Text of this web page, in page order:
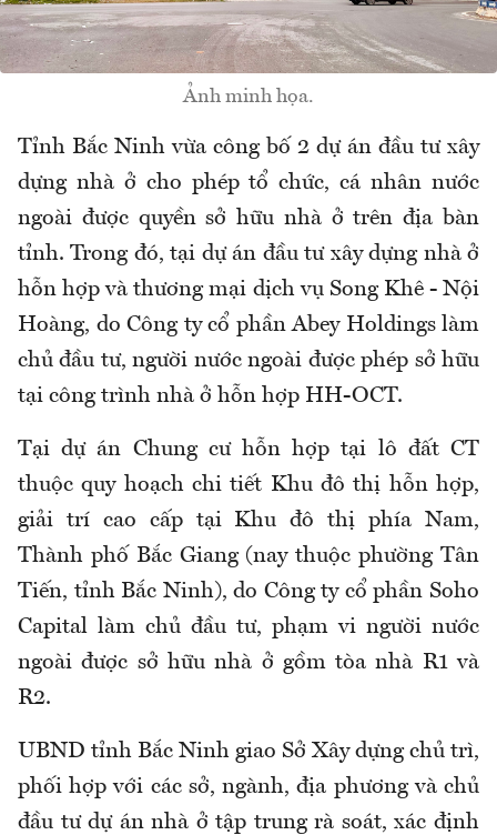
Ảnh minh họa.
Tỉnh Bắc Ninh vừa công bố 2 dự án đầu tư xây
dựng nhà ở cho phép tổ chức, cá nhân nước
ngoài được quyền sở hữu nhà ở trên địa bàn
tỉnh. Trong đó, tại dự án đầu tư xây dựng nhà ở
hỗn hợp và thương mại dịch vụ Song Khê - Nội
Hoàng, do Công ty cổ phần Abey Holdings làm
chủ đầu tư, người nước ngoài được phép sở hữu
tại công trình nhà ở hỗn hợp HH-OCT.
Tại dự án Chung cư hỗn hợp tại lô đất CT
thuộc quy hoạch chi tiết Khu đô thị hỗn hợp,
giải trí cao cấp tại Khu đô thị phía Nam,
Thành phố Bắc Giang (nay thuộc phường Tân
Tiến, tỉnh Bắc Ninh), do Công ty cổ phần Soho
Capital làm chủ đầu tư, phạm vi người nước
ngoài được sở hữu nhà ở gồm tòa nhà R1 và
R2.
UBND tỉnh Bắc Ninh giao Sở Xây dựng chủ trì,
phối hợp với các sở, ngành, địa phương và chủ
đầu tư dự án nhà ở tập trung rà soát, xác định